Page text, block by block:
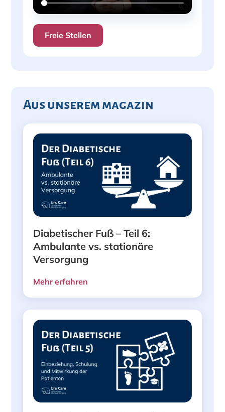
Freie Stellen
Aus unserem magazin
Diabetischer Fuß – Teil 6:
Ambulante vs. stationäre
Versorgung
Mehr erfahren